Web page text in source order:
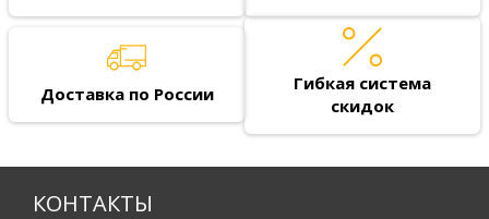
Доставка по России
Гибкая система
скидок
КОНТАКТЫ